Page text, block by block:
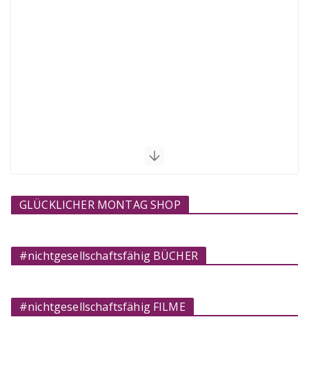
GLÜCKLICHER MONTAG SHOP
#nichtgesellschaftsfähig BÜCHER
#nichtgesellschaftsfähig FILME